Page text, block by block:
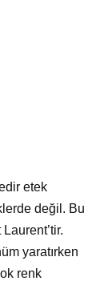
etek
değil. Bu
yaratırken
renk